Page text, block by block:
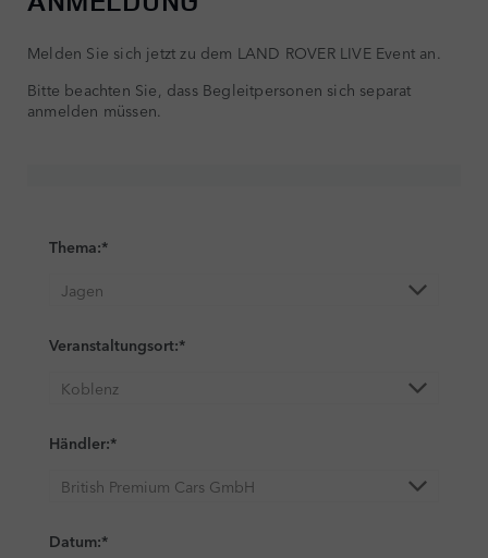
Melden Sie sich jetzt zu dem LAND ROVER LIVE Event an.
Bitte beachten Sie, dass Begleitpersonen sich separat
anmelden müssen.